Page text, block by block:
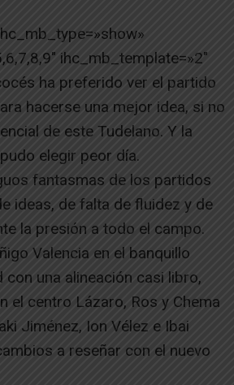
ihc_mb_template=»2″
ha preferido ver el partido
hacerse una mejor idea, si no
de este Tudelano. Y la
elegir peor día.
fantasmas de los partidos
ideas, de falta de fluidez y de
la presión a todo el campo.
Valencia en el banquillo
con una alineación casi libro,
el centro Lázaro, Ros y Chema
Jiménez, Ion Vélez e Ibai
a reseñar con el nuevo